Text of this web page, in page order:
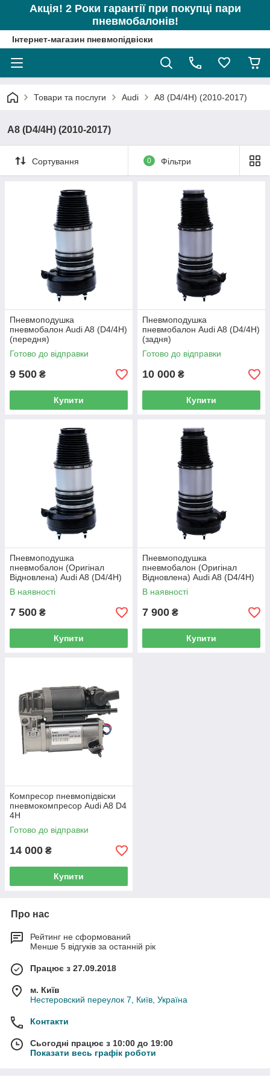
Акція! 2 Роки гарантії при покупці пари
пневмобалонів!
Інтернет-магазин пневмопідвіски
Товари та послуги Audi A8 (D4/4H) (2010-2017)
A8 (D4/4H) (2010-2017)
Сортування 0 Фільтри
Пневмоподушка
пневмобалон Audi A8 (D4/4H)
(передня)
Готово до відправки
9 500 ₴
Купити
Пневмоподушка
пневмобалон Audi A8 (D4/4H)
(задня)
Готово до відправки
10 000 ₴
Купити
Пневмоподушка
пневмобалон (Оригінал
Відновлена) Audi A8 (D4/4H)
(передня)
В наявності
7 500 ₴
Купити
Пневмоподушка
пневмобалон (Оригінал
Відновлена) Audi A8 (D4/4H)
(задня)
В наявності
7 900 ₴
Купити
Компресор пневмопідвіски
пневмокомпресор Audi A8 D4
4H
Готово до відправки
14 000 ₴
Купити
Про нас
Рейтинг не сформований
Менше 5 відгуків за останній рік
Працює з 27.09.2018
м. Київ
Нестеровский переулок 7, Київ, Україна
Контакти
Сьогодні працює з 10:00 до 19:00
Показати весь графік роботи